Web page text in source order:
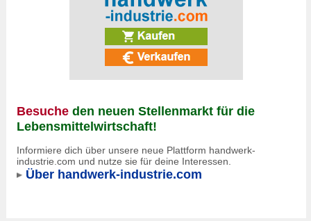
Besuche den neuen Stellenmarkt für die
Lebensmittelwirtschaft!
Informiere dich über unsere neue Plattform handwerk-
industrie.com und nutze sie für deine Interessen.
Über handwerk-industrie.com